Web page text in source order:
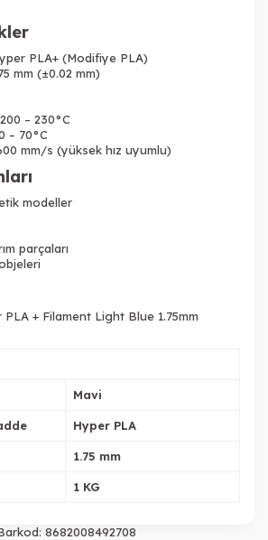
PLA+ (Modifiye PLA)
mm (±0.02 mm)
200 – 230°C
– 70°C
mm/s (yüksek hız uyumlu)
modeller
parçaları
PLA + Filament Light Blue 1.75mm
Mavi
Hyper PLA
1.75 mm
1 KG
8682008492708